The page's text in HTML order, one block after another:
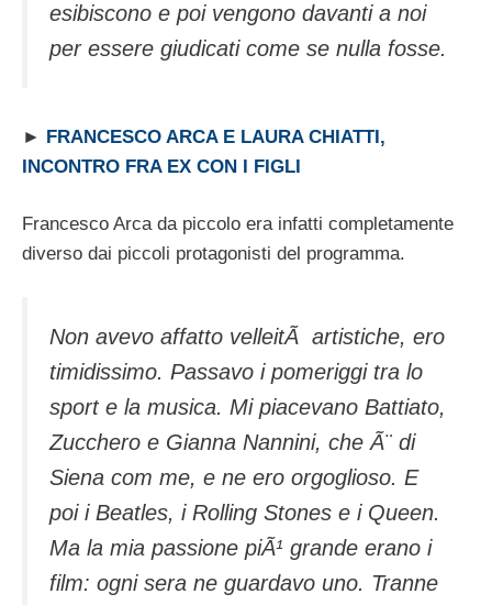
esibiscono e poi vengono davanti a noi
per essere giudicati come se nulla fosse.
► FRANCESCO ARCA E LAURA CHIATTI,
INCONTRO FRA EX CON I FIGLI
Francesco Arca da piccolo era infatti completamente
diverso dai piccoli protagonisti del programma.
Non avevo affatto velleitÃ artistiche, ero
timidissimo. Passavo i pomeriggi tra lo
sport e la musica. Mi piacevano Battiato,
Zucchero e Gianna Nannini, che Ã¨ di
Siena com me, e ne ero orgoglioso. E
poi i Beatles, i Rolling Stones e i Queen.
Ma la mia passione piÃ¹ grande erano i
film: ogni sera ne guardavo uno. Tranne